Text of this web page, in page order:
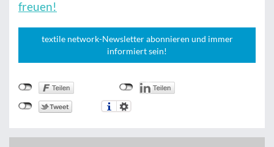
freuen!
textile network-Newsletter abonnieren und immer
informiert sein!